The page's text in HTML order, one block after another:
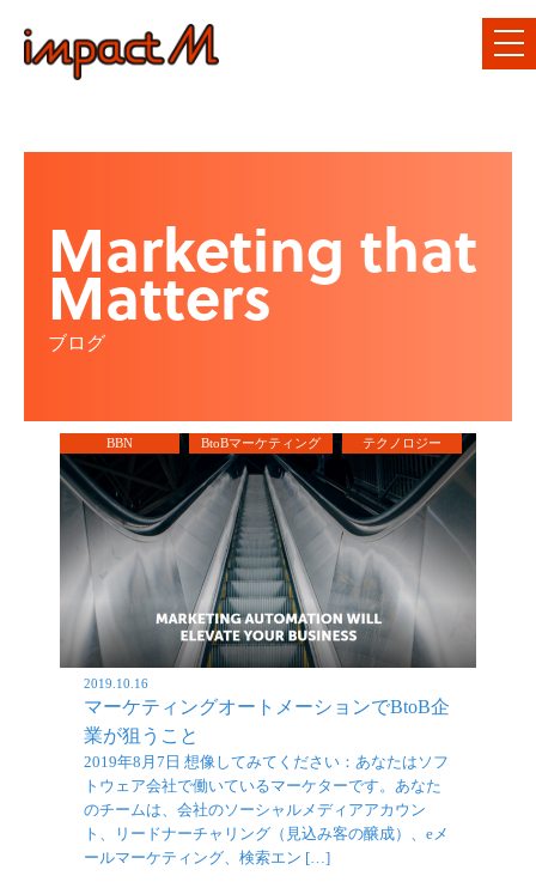
Marketing that
Matters
ブログ
BBN BtoBマーケティング テクノロジー
2019.10.16
マーケティングオートメーションでBtoB企
業が狙うこと
2019年8月7日 想像してみてください：あなたはソフ
トウェア会社で働いているマーケターです。あなた
のチームは、会社のソーシャルメディアアカウン
ト、リードナーチャリング（見込み客の醸成）、eメ
ールマーケティング、検索エン […]